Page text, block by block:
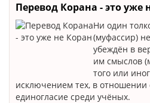
Перевод Корана - это уже
Ни один
(муфассир)
убеждён в
им смыслов
того или
исключением тех, в отношении
единогласие среди учёных.